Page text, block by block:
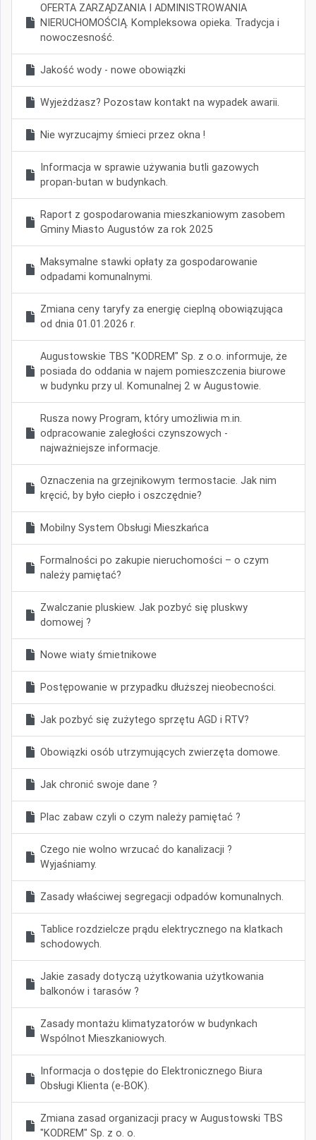
OFERTA ZARZĄDZANIA I ADMINISTROWANIA
NIERUCHOMOŚCIĄ. Kompleksowa opieka. Tradycja i
nowoczesność.
Jakość wody - nowe obowiązki
Wyjeżdżasz? Pozostaw kontakt na wypadek awarii.
Nie wyrzucajmy śmieci przez okna !
Informacja w sprawie używania butli gazowych
propan-butan w budynkach.
Raport z gospodarowania mieszkaniowym zasobem
Gminy Miasto Augustów za rok 2025
Maksymalne stawki opłaty za gospodarowanie
odpadami komunalnymi.
Zmiana ceny taryfy za energię cieplną obowiązująca
od dnia 01.01.2026 r.
Augustowskie TBS "KODREM" Sp. z o.o. informuje, że
posiada do oddania w najem pomieszczenia biurowe
w budynku przy ul. Komunalnej 2 w Augustowie.
Rusza nowy Program, który umożliwia m.in.
odpracowanie zaległości czynszowych -
najważniejsze informacje.
Oznaczenia na grzejnikowym termostacie. Jak nim
kręcić, by było ciepło i oszczędnie?
Mobilny System Obsługi Mieszkańca
Formalności po zakupie nieruchomości – o czym
należy pamiętać?
Zwalczanie pluskiew. Jak pozbyć się pluskwy
domowej ?
Nowe wiaty śmietnikowe
Postępowanie w przypadku dłuższej nieobecności.
Jak pozbyć się zużytego sprzętu AGD i RTV?
Obowiązki osób utrzymujących zwierzęta domowe.
Jak chronić swoje dane ?
Plac zabaw czyli o czym należy pamiętać ?
Czego nie wolno wrzucać do kanalizacji ?
Wyjaśniamy.
Zasady właściwej segregacji odpadów komunalnych.
Tablice rozdzielcze prądu elektrycznego na klatkach
schodowych.
Jakie zasady dotyczą użytkowania użytkowania
balkonów i tarasów ?
Zasady montażu klimatyzatorów w budynkach
Wspólnot Mieszkaniowych.
Informacja o dostępie do Elektronicznego Biura
Obsługi Klienta (e-BOK).
Zmiana zasad organizacji pracy w Augustowski TBS
"KODREM" Sp. z o. o.